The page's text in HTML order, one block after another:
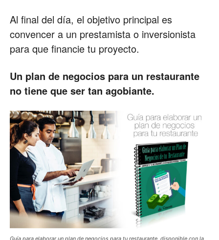
Al final del día, el objetivo principal es
convencer a un prestamista o inversionista
para que financie tu proyecto.
Un plan de negocios para un restaurante
no tiene que ser tan agobiante.
Guía para elaborar un plan de negocios para tu restaurante, disponible con la